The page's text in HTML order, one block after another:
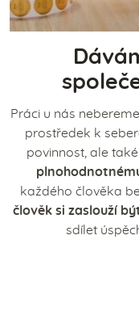
Práci u nás
prostředek k
povinnost, ale také
každého člověka
člověk si zaslouží
sdílet